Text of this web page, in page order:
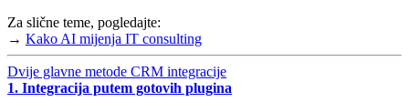
Za slične teme, pogledajte:
→ Kako AI mijenja IT consulting
Dvije glavne metode CRM integracije
1. Integracija putem gotovih plugina